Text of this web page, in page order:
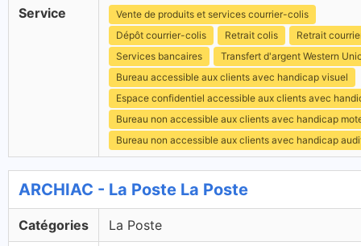
Service
Vente de produits et services courrier-colis
Dépôt courrier-colis
Retrait colis
Retrait
Services bancaires
Transfert d'argent Western
Bureau accessible aux clients avec handicap visuel
Espace confidentiel accessible aux clients avec
Bureau non accessible aux clients avec handicap
Bureau non accessible aux clients avec handicap
ARCHIAC - La Poste La Poste
Catégories La Poste